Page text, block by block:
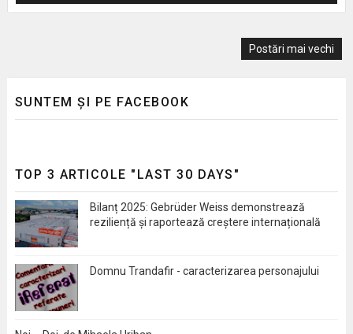
Postări mai vechi
SUNTEM ȘI PE FACEBOOK
TOP 3 ARTICOLE "LAST 30 DAYS"
Bilanț 2025: Gebrüder Weiss demonstrează
reziliență și raportează creștere internațională
Domnu Trandafir - caracterizarea personajului